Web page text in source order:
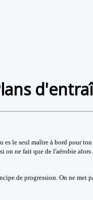
es le seul maître à bord pour
on ne fait que de l'aérobie
de progression. On ne met